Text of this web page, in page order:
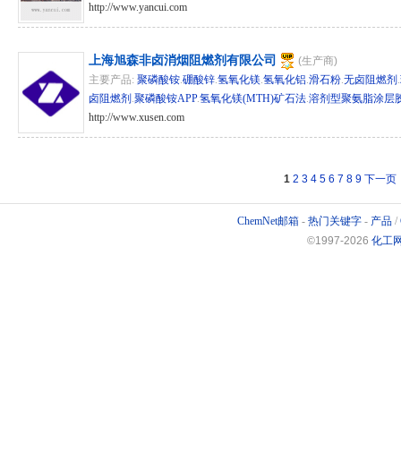
http://www.yancui.com
上海旭森非卤消烟阻燃剂有限公司
(生产商)
主要产品: 聚磷酸铵.硼酸锌.氢氧化镁.氢氧化铝.滑石粉.无卤阻燃剂 .
卤阻燃剂 .聚磷酸铵APP.氢氧化镁(MTH)矿石法.溶剂型聚氨脂涂层
http://www.xusen.com
1 2 3 4 5 6 7 8 9 下一页
ChemNet邮箱 - 热门关键字 - 产品 /
©1997-2026 化工